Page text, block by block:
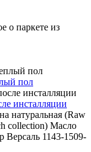
о паркете из
пол
инсталляции